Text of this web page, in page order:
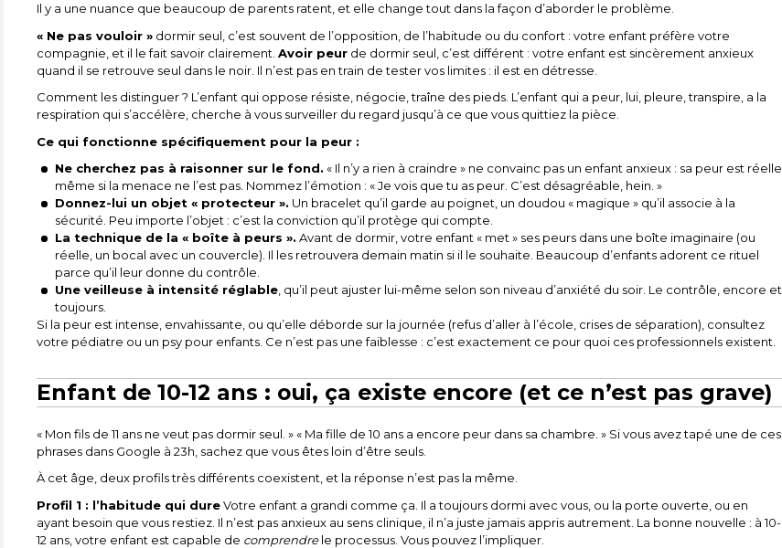
Il y a une nuance que beaucoup de parents ratent, et elle change tout dans la façon d’aborder le problème.
« Ne pas vouloir » dormir seul, c’est souvent de l’opposition, de l’habitude ou du confort : votre enfant préfère votre
compagnie, et il le fait savoir clairement.Avoir peur de dormir seul, c’est différent : votre enfant est sincèrement anxieux
quand il se retrouve seul dans le noir. Il n’est pas en train de tester vos limites : il est en détresse.
Comment les distinguer ? L’enfant qui oppose résiste, négocie, traîne des pieds. L’enfant qui a peur, lui, pleure, transpire, a la
respiration qui s’accélère, cherche à vous surveiller du regard jusqu’à ce que vous quittiez la pièce.
Ce qui fonctionne spécifiquement pour la peur :
Ne cherchez pas à raisonner sur le fond. « Il n’y a rien à craindre » ne convainc pas un enfant anxieux : sa peur est réelle
même si la menace ne l’est pas. Nommez l’émotion : « Je vois que tu as peur. C’est désagréable, hein. »
Donnez-lui un objet « protecteur ». Un bracelet qu’il garde au poignet, un doudou « magique » qu’il associe à la
sécurité. Peu importe l’objet : c’est la conviction qu’il protège qui compte.
La technique de la « boîte à peurs ». Avant de dormir, votre enfant « met » ses peurs dans une boîte imaginaire (ou
réelle, un bocal avec un couvercle). Il les retrouvera demain matin si il le souhaite. Beaucoup d’enfants adorent ce rituel
parce qu’il leur donne du contrôle.
Une veilleuse à intensité réglable , qu’il peut ajuster lui-même selon son niveau d’anxiété du soir. Le contrôle, encore et
toujours.
Si la peur est intense, envahissante, ou qu’elle déborde sur la journée (refus d’aller à l’école, crises de séparation), consultez
votre pédiatre ou un psy pour enfants. Ce n’est pas une faiblesse : c’est exactement ce pour quoi ces professionnels existent.
Enfant de 10-12 ans : oui, ça existe encore (et ce n’est pas grave)
« Mon fils de 11 ans ne veut pas dormir seul. » « Ma fille de 10 ans a encore peur dans sa chambre. » Si vous avez tapé une de ces
phrases dans Google à 23h, sachez que vous êtes loin d’être seuls.
À cet âge, deux profils très différents coexistent, et la réponse n’est pas la même.
Profil 1 : l’habitude qui dureVotre enfant a grandi comme ça. Il a toujours dormi avec vous, ou la porte ouverte, ou en
ayant besoin que vous restiez. Il n’est pas anxieux au sens clinique, il n’a juste jamais appris autrement. La bonne nouvelle : à 10-
12 ans, votre enfant est capable de comprendrele processus. Vous pouvez l’impliquer.